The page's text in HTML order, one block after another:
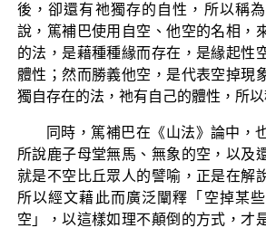
後，卻還有祂獨存的自性，所以稱
說，篤補巴使用自空、他空的名相，
的法，是藉種種緣而存在，是緣起性
體性；然而勝義他空，是代表空掉現
獨自存在的法，祂有自己的體性，所以
同時，篤補巴在《山法》論中，
所說鹿子母堂無馬、無象的空，以及
就是不空比丘眾人的譬喻，正是在解
所以經文藉此而廣泛闡釋「空掉某
空」，以這樣如理不顛倒的方式，才